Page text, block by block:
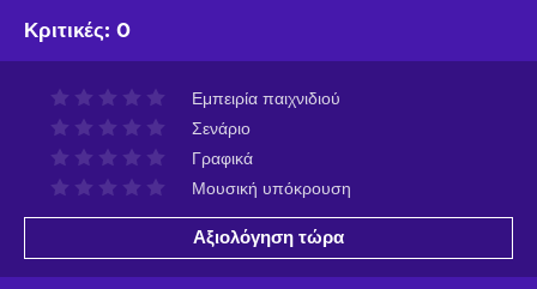
Κριτικές: 0
Εμπειρία παιχνιδιού
Σενάριο
Γραφικά
Μουσική υπόκρουση
Αξιολόγηση τώρα